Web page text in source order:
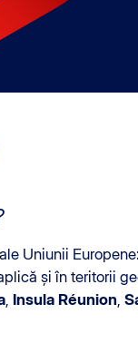
Uniunii
și în teritorii
, Insula Réunion,